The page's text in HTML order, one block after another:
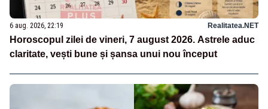
6 aug. 2026, 22:19 Realitatea.NET
Horoscopul zilei de vineri, 7 august 2026. Astrele aduc
claritate, vești bune și șansa unui nou început